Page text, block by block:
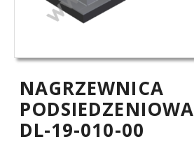
NAGRZEWNICA
PODSIEDZENIOWA
DL-19-010-00